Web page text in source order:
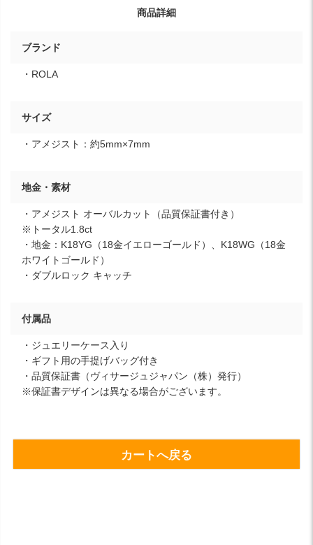
商品詳細
ブランド
・ROLA
サイズ
・アメジスト：約5mm×7mm
地金・素材
・アメジスト オーバルカット（品質保証書付き）
※トータル1.8ct
・地金：K18YG（18金イエローゴールド）、K18WG（18金
ホワイトゴールド）
・ダブルロック キャッチ
付属品
・ジュエリーケース入り
・ギフト用の手提げバッグ付き
・品質保証書（ヴィサージュジャパン（株）発行）
※保証書デザインは異なる場合がございます。
カートへ戻る